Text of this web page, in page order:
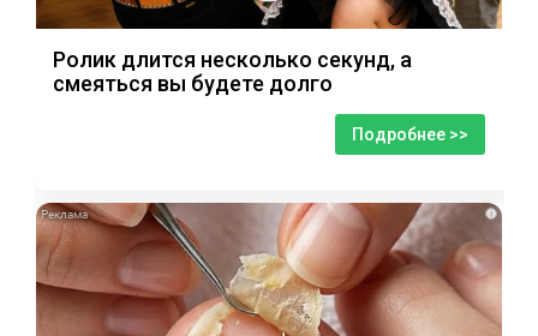
Ролик длится несколько секунд, а
смеяться вы будете долго
Подробнее >>
i